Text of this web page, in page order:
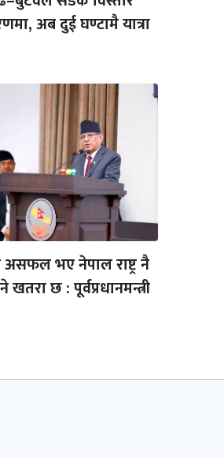
अब दुई घण्टामै यात्रा
भए नेपाल राष्ट्र नै
छ : पूर्वप्रधानमन्त्री